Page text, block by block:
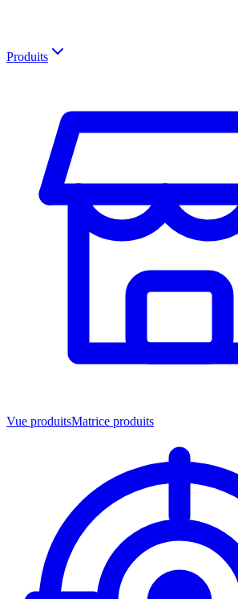
Produits
Vue produitsMatrice produits